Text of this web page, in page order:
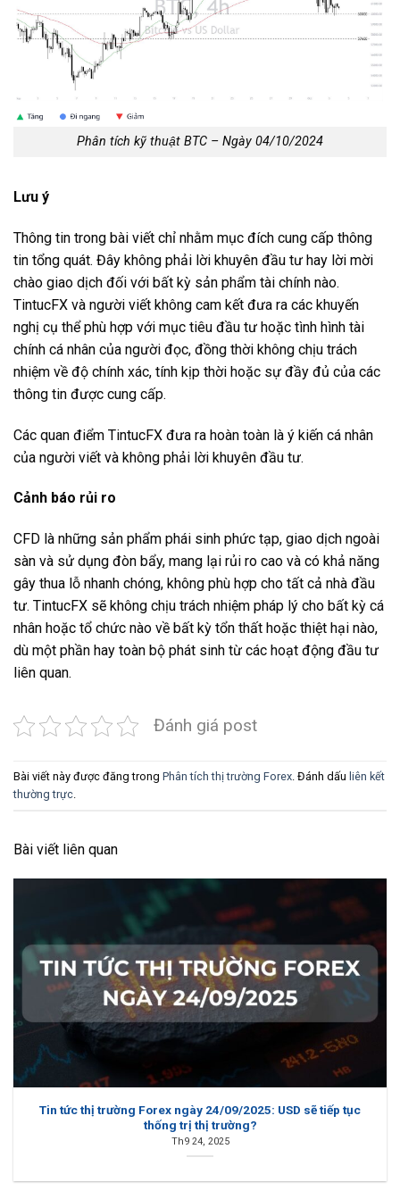
Phân tích kỹ thuật BTC – Ngày 04/10/2024
Lưu ý
Thông tin trong bài viết chỉ nhằm mục đích cung cấp thông
tin tổng quát. Đây không phải lời khuyên đầu tư hay lời mời
chào giao dịch đối với bất kỳ sản phẩm tài chính nào.
TintucFX và người viết không cam kết đưa ra các khuyến
nghị cụ thể phù hợp với mục tiêu đầu tư hoặc tình hình tài
chính cá nhân của người đọc, đồng thời không chịu trách
nhiệm về độ chính xác, tính kịp thời hoặc sự đầy đủ của các
thông tin được cung cấp.
Các quan điểm TintucFX đưa ra hoàn toàn là ý kiến cá nhân
của người viết và không phải lời khuyên đầu tư.
Cảnh báo rủi ro
CFD là những sản phẩm phái sinh phức tạp, giao dịch ngoài
sàn và sử dụng đòn bẩy, mang lại rủi ro cao và có khả năng
gây thua lỗ nhanh chóng, không phù hợp cho tất cả nhà đầu
tư. TintucFX sẽ không chịu trách nhiệm pháp lý cho bất kỳ cá
nhân hoặc tổ chức nào về bất kỳ tổn thất hoặc thiệt hại nào,
dù một phần hay toàn bộ phát sinh từ các hoạt động đầu tư
liên quan.
Đánh giá post
Bài viết này được đăng trong Phân tích thị trường Forex . Đánh dấu liên kết
thường trực
Bài viết liên quan
Tin tức thị trường Forex ngày 24/09/2025: USD sẽ tiếp tục
thống trị thị trường?
Th9 24, 2025